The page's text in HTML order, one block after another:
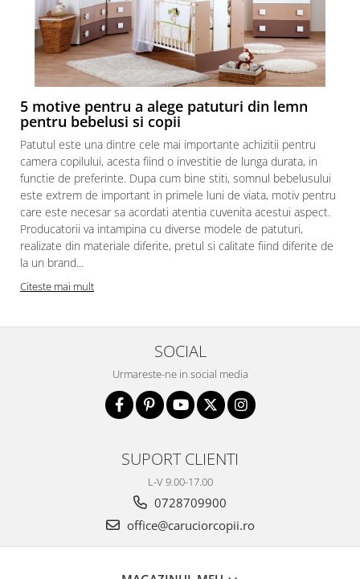
5 motive pentru a alege patuturi din lemn
pentru bebelusi si copii
Patutul este una dintre cele mai importante achizitii pentru
camera copilului, acesta fiind o investitie de lunga durata, in
functie de preferinte. Dupa cum bine stiti, somnul bebelusului
este extrem de important in primele luni de viata, motiv pentru
care este necesar sa acordati atentia cuvenita acestui aspect.
Producatorii va intampina cu diverse modele de patuturi,
realizate din materiale diferite, pretul si calitate fiind diferite de
la un brand...
Citeste mai mult
SOCIAL
Urmareste-ne in social media
SUPORT CLIENTI
L-V 9.00-17.00
0728709900
office@caruciorcopii.ro